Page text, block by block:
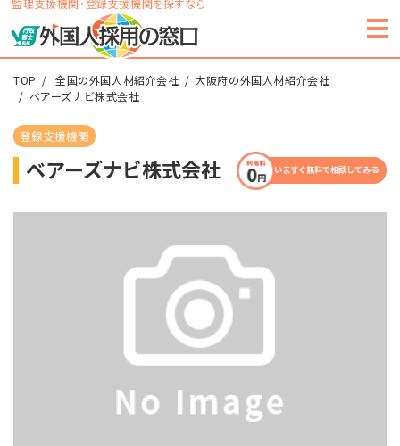
監理支援機関・登録支援機関を探すなら
TOP 全国の外国人材紹介会社
大阪府の外国人材紹介会社
ベアーズナビ株式会社
登録支援機関
ベアーズナビ株式会社 いますぐ無料で相談してみる